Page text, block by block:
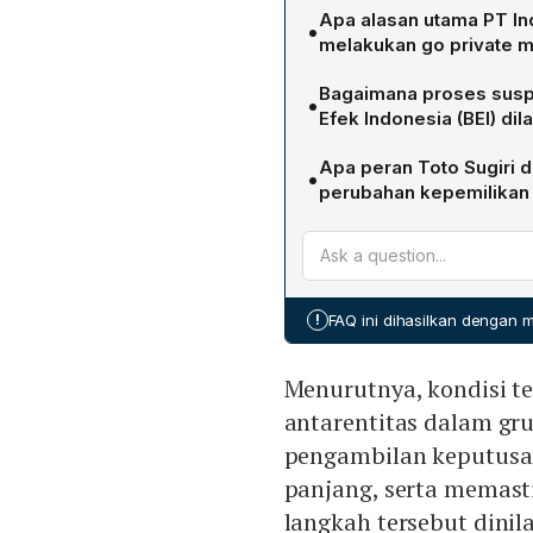
•Apa alasan utama PT
melakukan go private
Manajemen EDGE
ketat sehingga diperlukan
menyederhanakan
panjang, dan
membuat status
•Bagaimana proses
Efek Indonesia (BEI)
Setelah menerima
perusahaan tertutup, BEI
perdagangan saham
perdagangan pada
diperdagangkan di pasar
•Apa peran Toto Sugiri
perubahan
Toto Sugiri, pencetus
dan menjual seluruh
Kepergiannya membuka
digital dan memutuskan
! FAQ ini dihasilkan dengan
Menurutnya, kondisi
antarentitas dalam
pengambilan
panjang, serta
langkah tersebut